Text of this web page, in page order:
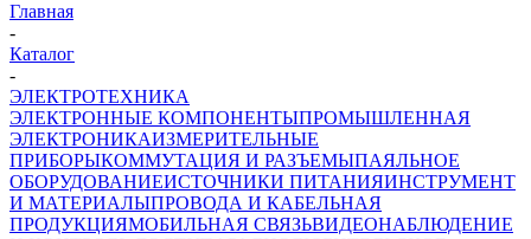
Главная
-
Каталог
-
ЭЛЕКТРОТЕХНИКА
ЭЛЕКТРОННЫЕ КОМПОНЕНТЫПРОМЫШЛЕННАЯ
ЭЛЕКТРОНИКАИЗМЕРИТЕЛЬНЫЕ
ПРИБОРЫКОММУТАЦИЯ И РАЗЪЕМЫПАЯЛЬНОЕ
ОБОРУДОВАНИЕИСТОЧНИКИ ПИТАНИЯИНСТРУМЕНТ
И МАТЕРИАЛЫПРОВОДА И КАБЕЛЬНАЯ
ПРОДУКЦИЯМОБИЛЬНАЯ СВЯЗЬВИДЕОНАБЛЮДЕНИЕ